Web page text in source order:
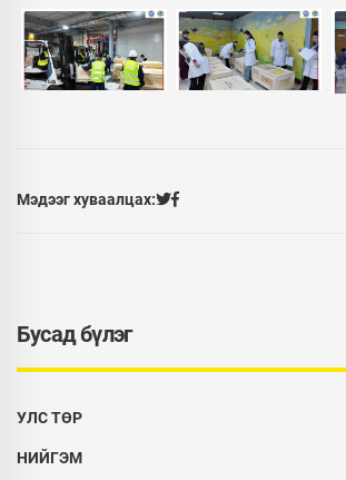
Мэдээг хуваалцах:
Бусад бүлэг
УЛС ТӨР
НИЙГЭМ